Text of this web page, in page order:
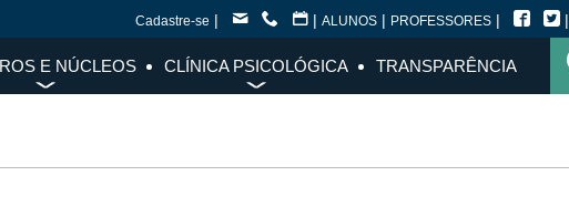
Cadastre-se | | ALUNOS | PROFESSORES | |
E NÚCLEOS CLÍNICA PSICOLÓGICA TRANSPARÊNCIA